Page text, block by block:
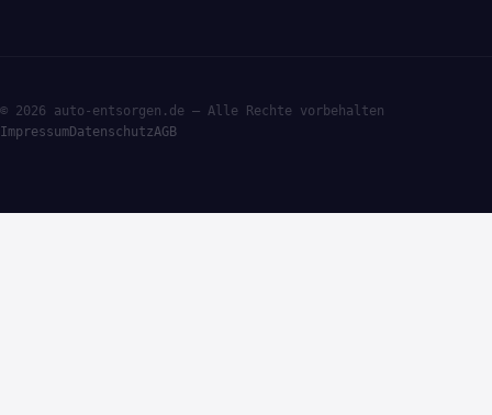
© 2026 auto-entsorgen.de — Alle Rechte vorbehalten
ImpressumDatenschutzAGB